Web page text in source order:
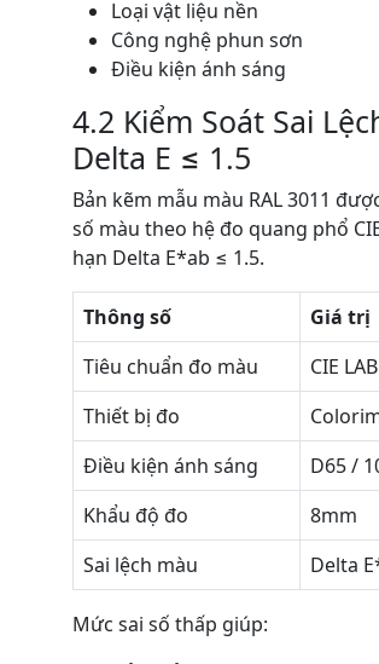
Loại vật liệu nền
Công nghệ phun sơn
Điều kiện ánh sáng
4.2 Kiểm Soát Sai
Delta E ≤ 1.5
Bản kẽm mẫu màu RAL 3011
số màu theo hệ đo quang phổ
hạn Delta E*ab ≤ 1.5.
Thông số
Giá trị
Tiêu chuẩn đo màu
CIE LAB
Thiết bị đo
Điều kiện ánh sáng
D65 /
Khẩu độ đo
8mm
Sai lệch màu
Delta
Mức sai số thấp giúp: